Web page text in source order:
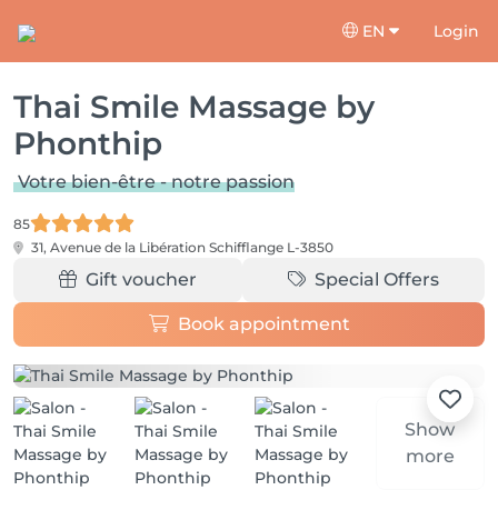
EN Login
Thai Smile Massage by
Phonthip
Votre bien-être - notre passion
85
31, Avenue de la Libération Schifflange L-3850
Gift voucher Special Offers
Book appointment
Show
more